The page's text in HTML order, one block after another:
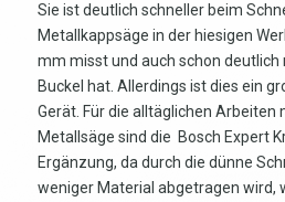
Sie ist deutlich schneller beim
Metallkappsäge in der hiesigen
mm misst und auch schon
Buckel hat. Allerdings ist dies ein
Gerät. Für die alltäglichen Arbeiten
Metallsäge sind die Bosch Expert
Ergänzung, da durch die dünne
weniger Material abgetragen wird,